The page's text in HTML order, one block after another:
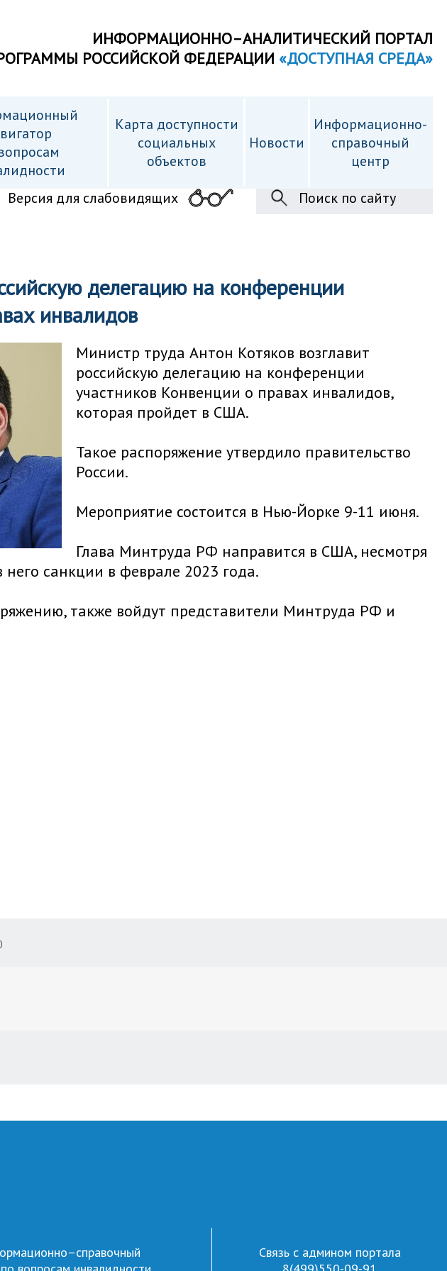
ИНФОРМАЦИОННО–АНАЛИТИЧЕСКИЙ ПОРТАЛ
РОССИЙСКОЙ ФЕДЕРАЦИИ «ДОСТУПНАЯ СРЕДА»
Карта доступности
cоциальных
объектов
Новости
Информационно-
справочный
центр
Версия для слабовидящих
Поиск по сайту
делегацию на конференции
инвалидов
Министр труда Антон Котяков возглавит
российскую делегацию на конференции
участников Конвенции о правах инвалидов,
которая пройдет в США.
Такое распоряжение утвердило правительство
России.
Мероприятие состоится в Нью-Йорке 9-11 июня.
Глава Минтруда РФ направится в США, несмотря
санкции в феврале 2023 года.
также войдут представители Минтруда РФ и
Связь с админом портала